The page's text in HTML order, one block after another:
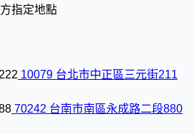
指定地點
10079 台北市中正區三元街211
70242 台南市南區永成路二段880